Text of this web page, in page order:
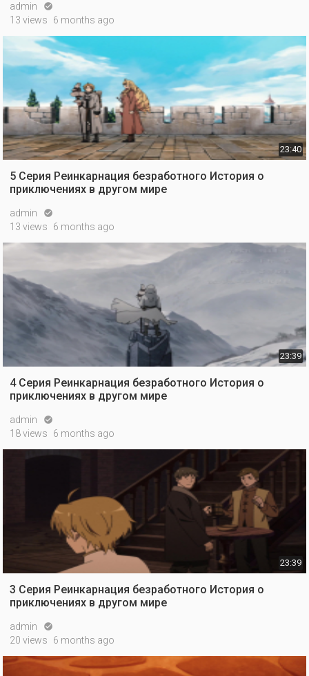
admin 
13 views 6 months ago
23:40
5 Серия Реинкарнация безработного История о
приключениях в другом мире
admin 
13 views 6 months ago
23:39
4 Серия Реинкарнация безработного История о
приключениях в другом мире
admin 
18 views 6 months ago
23:39
3 Серия Реинкарнация безработного История о
приключениях в другом мире
admin 
20 views 6 months ago